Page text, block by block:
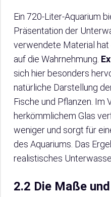
Ein 720-Liter-Aquarium
Präsentation der
verwendete Material hat
auf die Wahrnehmung.
sich hier besonders
natürliche Darstellung
Fische und Pflanzen. Im
herkömmlichem Glas
weniger und sorgt für
des Aquariums. Das
realistisches
2.2 Die Maße